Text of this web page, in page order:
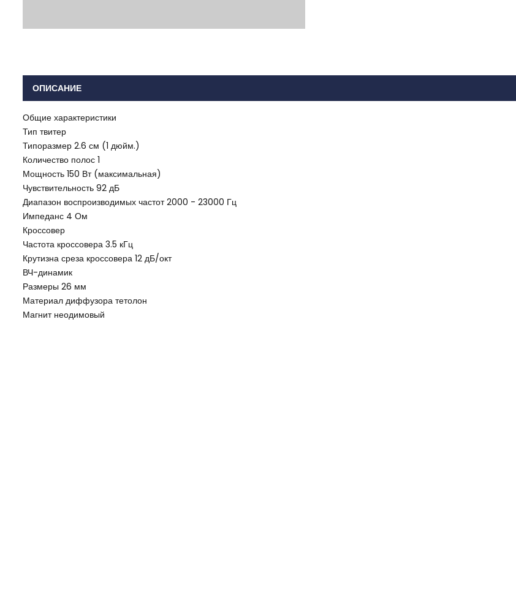
ОПИСАНИЕ
Общие характеристики
Тип твитер
Типоразмер 2.6 см (1 дюйм.)
Количество полос 1
Мощность 150 Вт (максимальная)
Чувствительность 92 дБ
Диапазон воспроизводимых частот 2000 - 23000 Гц
Импеданс 4 Ом
Кроссовер
Частота кроссовера 3.5 кГц
Крутизна среза кроссовера 12 дБ/окт
ВЧ-динамик
Размеры 26 мм
Материал диффузора тетолон
Магнит неодимовый